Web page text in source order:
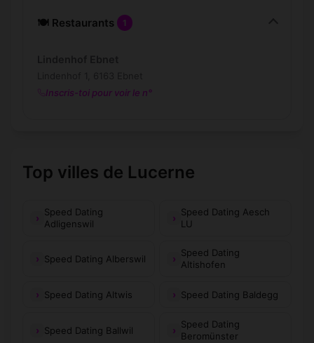
🍽️ Restaurants 1
Inscris-toi pour voir le n°
Top villes de Lucerne
Speed Dating
Adligenswil
Speed Dating Aesch
LU
Speed Dating Alberswil
Speed Dating
Altishofen
Speed Dating Altwis Speed Dating Baldegg
Speed Dating Ballwil
Speed Dating
Beromünster